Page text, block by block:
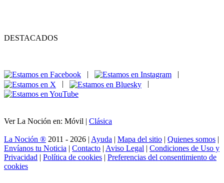
DESTACADOS
|
|
|
|
Ver La Noción en: Móvil | Clásica
La Noción ® 2011 - 2026 | Ayuda | Mapa del sitio | Quienes somos |
Envíanos tu Noticia | Contacto | Aviso Legal | Condiciones de Uso y
Privacidad | Política de cookies | Preferencias del consentimiento de
cookies